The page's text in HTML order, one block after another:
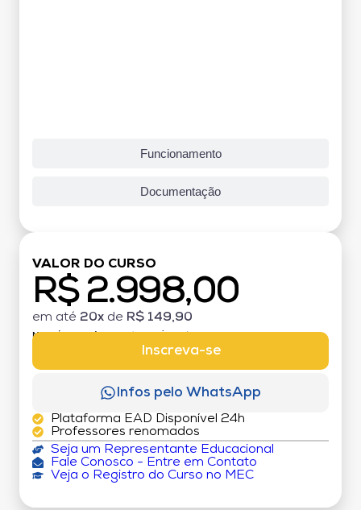
Funcionamento
Documentação
VALOR DO CURSO
R$ 2.998,00
em até 20x de R$ 149,90
MATRÍCULA:
Inscreva-se
Infos pelo WhatsApp
Plataforma EAD Disponível 24h
Professores renomados
Seja um Representante Educacional
Fale Conosco - Entre em Contato
Veja o Registro do Curso no MEC